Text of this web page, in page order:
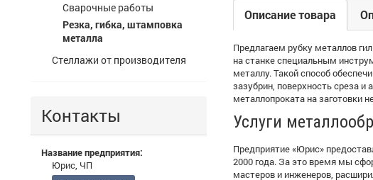
Описание товара
Предлагаем рубку металлов
на станке специальным
металлу. Такой способ
зазубрин, поверхность среза
металлопроката на заготовки
Услуги
Предприятие «Юрис»
2000 года. За это время мы
мастеров и инженеров,
Сварочные работы
Резка, гибка, штамповка
металла
Стеллажи от производителя
Контакты
Название предприятия:
Юрис, ЧП